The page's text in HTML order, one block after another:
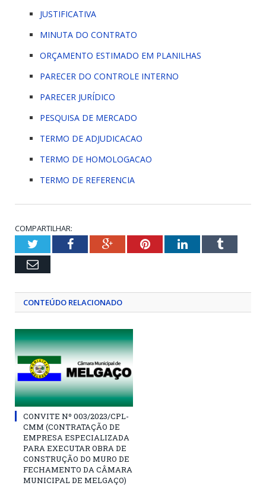
JUSTIFICATIVA
MINUTA DO CONTRATO
ORÇAMENTO ESTIMADO EM PLANILHAS
PARECER DO CONTROLE INTERNO
PARECER JURÍDICO
PESQUISA DE MERCADO
TERMO DE ADJUDICACAO
TERMO DE HOMOLOGACAO
TERMO DE REFERENCIA
COMPARTILHAR:
TwitterFacebookGoogle+PinterestLinkedInTumblr
Email
CONTEÚDO RELACIONADO
CONVITE Nº 003/2023/CPL-
CMM (CONTRATAÇÃO DE
EMPRESA ESPECIALIZADA
PARA EXECUTAR OBRA DE
CONSTRUÇÃO DO MURO DE
FECHAMENTO DA CÂMARA
MUNICIPAL DE MELGAÇO)